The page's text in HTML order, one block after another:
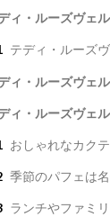
ィ・ルーズヴェ
テディ・ルーズ
ィ・ルーズヴェ
ィ・ルーズヴェ
おしゃれなカク
季節のパフェは
ランチやファミ